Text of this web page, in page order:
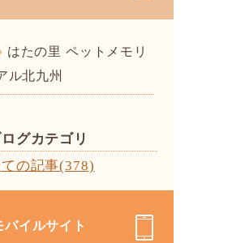
はたの里 ペットメモリ
ル北九州
グカテゴリ
の記事(378)
バイルサイト